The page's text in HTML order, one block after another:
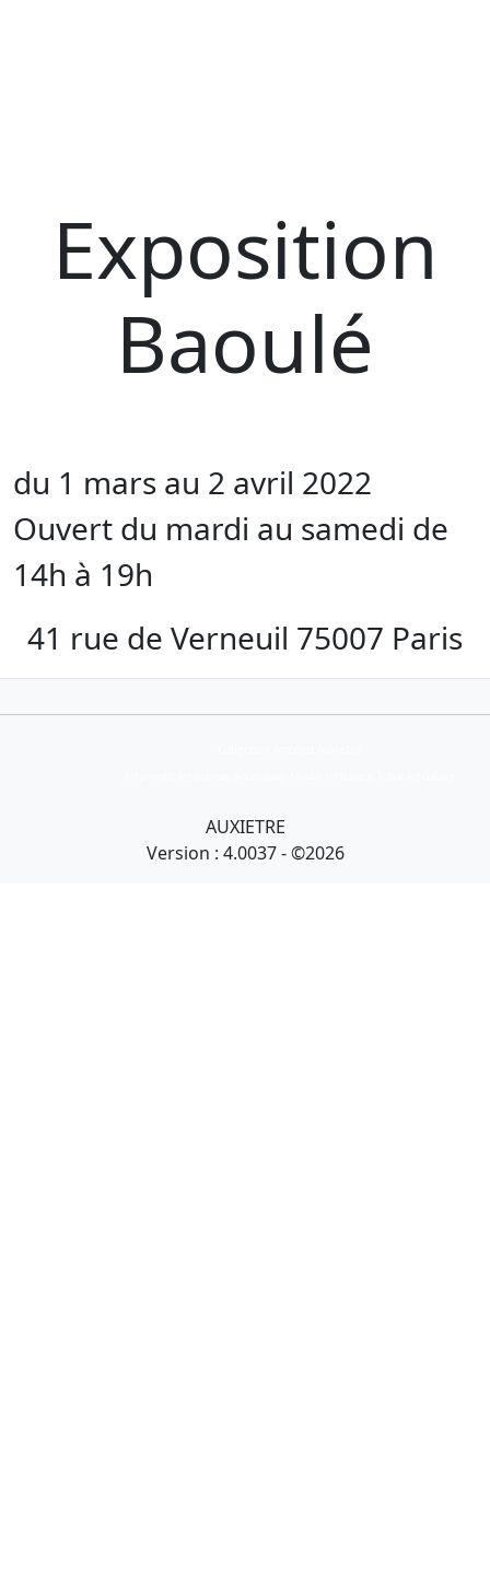
Exposition
Baoulé
du 1 mars au 2 avril 2022
Ouvert du mardi au samedi de
14h à 19h
41 rue de Verneuil 75007 Paris
AUXIETRE
Version : 4.0037 - ©2026